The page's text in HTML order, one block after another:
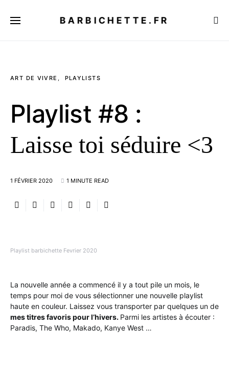
BARBICHETTE.FR
Playlist barbichette Fevrier 2020
ART DE VIVRE PLAYLISTS
Playlist #8 :
Laisse toi séduire <3
1 FÉVRIER 2020 1 MINUTE READ
La nouvelle année a commencé il y a tout pile un mois, le
temps pour moi de vous sélectionner une nouvelle playlist
haute en couleur. Laissez vous transporter par quelques un de
mes titres favoris pour l’hivers. Parmi les artistes à écouter :
Paradis, The Who, Makado, Kanye West …